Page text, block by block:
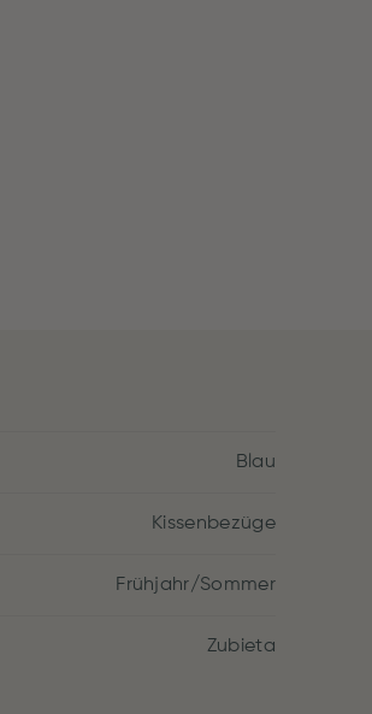
Blau
Kissenbezüge
Frühjahr/Sommer
Zubieta